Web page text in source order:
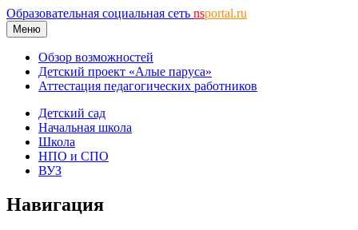
Образовательная социальная сеть nsportal.ru
Меню
Обзор возможностей
Детский проект «Алые паруса»
Аттестация педагогических работников
Детский сад
Начальная школа
Школа
НПО и СПО
ВУЗ
Навигация